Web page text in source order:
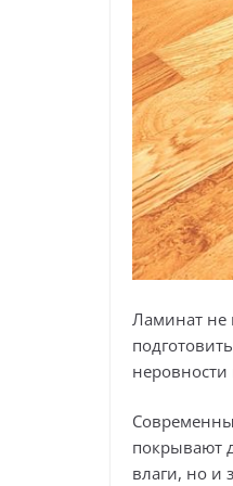
Ламинат не
покрывают
влаги, но и